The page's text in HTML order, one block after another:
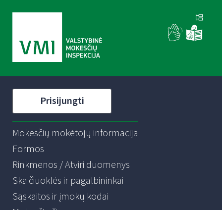
Prisijungti
Mokesčių mokėtojų informacija
Formos
Rinkmenos / Atviri duomenys
Skaičiuoklės ir pagalbininkai
Sąskaitos ir įmokų kodai